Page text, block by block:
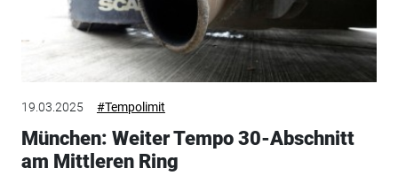
19.03.2025 #Tempolimit
München: Weiter Tempo 30-Abschnitt
am Mittleren Ring